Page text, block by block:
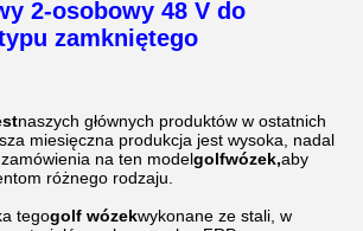
2-osobowy 48 V do
zamkniętego
naszych głównych produktów w ostatnich
miesięczna produkcja jest wysoka, nadal
na ten modelgolfwózek,aby
różnego rodzaju.
tegogolf wózekwykonane ze stali, w